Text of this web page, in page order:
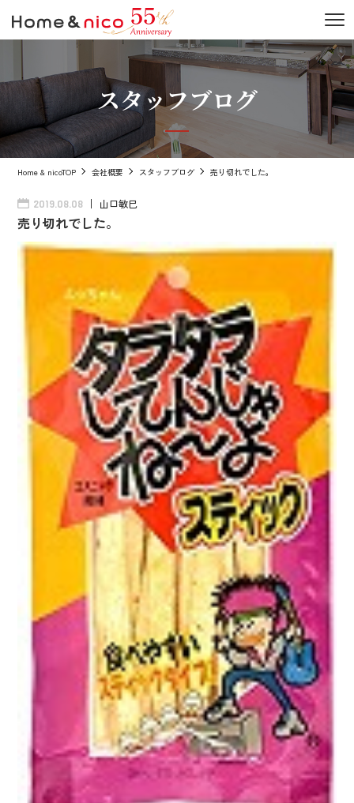
スタッフブログ
Home & nicoTOP 会社概要 スタッフブログ 売り切れでした。
2019.08.08 山口敏巳
売り切れでした。